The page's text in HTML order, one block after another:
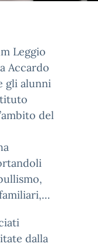
Leggio
Accardo
gli alunni
del
dalla